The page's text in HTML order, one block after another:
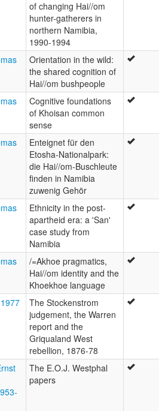
of changing Hai//om
hunter-gatherers in
northern Namibia,
1990-1994
Orientation in the wild:
the shared cognition of
Hai//om bushpeople
Cognitive foundations
of Khoisan common
sense
Enteignet für den
Etosha-Nationalpark:
die Hai//om-Buschleute
finden in Namibia
zuwenig Gehör
Ethnicity in the post-
apartheid era: a 'San'
case study from
Namibia
/=Akhoe pragmatics,
Hai//om identity and the
Khoekhoe language
The Stockenstrom
judgement, the Warren
report and the
Griqualand West
rebellion, 1876-78
The E.O.J. Westphal
papers